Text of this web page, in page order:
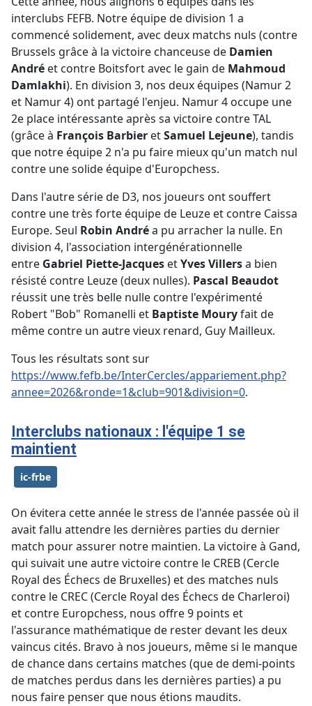
interclubs FEFB. Notre équipe de division 1 a
commencé solidement, avec deux matchs nuls (contre
Brussels grâce à la victoire chanceuse de Damien
André et contre Boitsfort avec le gain de Mahmoud
Damlakhi). En division 3, nos deux équipes (Namur 2
et Namur 4) ont partagé l'enjeu. Namur 4 occupe une
2e place intéressante après sa victoire contre TAL
(grâce à François Barbier etSamuel Lejeune), tandis
que notre équipe 2 n'a pu faire mieux qu'un match nul
contre une solide équipe d'Europchess.
Dans l'autre série de D3, nos joueurs ont souffert
contre une très forte équipe de Leuze et contre Caissa
Europe. Seul Robin Andréa pu arracher la nulle. En
division 4, l'association intergénérationnelle
entre Gabriel Piette-Jacques etYves Villersa bien
résisté contre Leuze (deux nulles). Pascal Beaudot
réussit une très belle nulle contre l'expérimenté
Robert "Bob" Romanelli et Baptiste Mouryfait de
même contre un autre vieux renard, Guy Mailleux.
Tous les résultats sont sur
https://www.fefb.be/InterCercles/appariement.php?
annee=2026&ronde=1&club=901&division=0.
Interclubs nationaux : l'équipe 1 se
maintient
ic-frbe
On évitera cette année le stress de l'année passée où il
avait fallu attendre les dernières parties du dernier
match pour assurer notre maintien. La victoire à Gand,
qui suivait une autre victoire contre le CREB (Cercle
Royal des Échecs de Bruxelles) et des matches nuls
contre le CREC (Cercle Royal des Échecs de Charleroi)
et contre Europchess, nous offre 9 points et
l'assurance mathématique de rester devant les deux
vaincus cités. Bravo à nos joueurs, même si le manque
de chance dans certains matches (que de demi-points
de matches perdus dans les dernières parties) a pu
nous faire penser que nous étions maudits.